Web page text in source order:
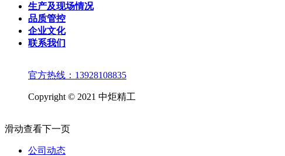
生产及现场情况
品质管控
企业文化
联系我们
官方热线：13928108835
Copyright © 2021 中炬精工
滑动查看下一页
公司动态